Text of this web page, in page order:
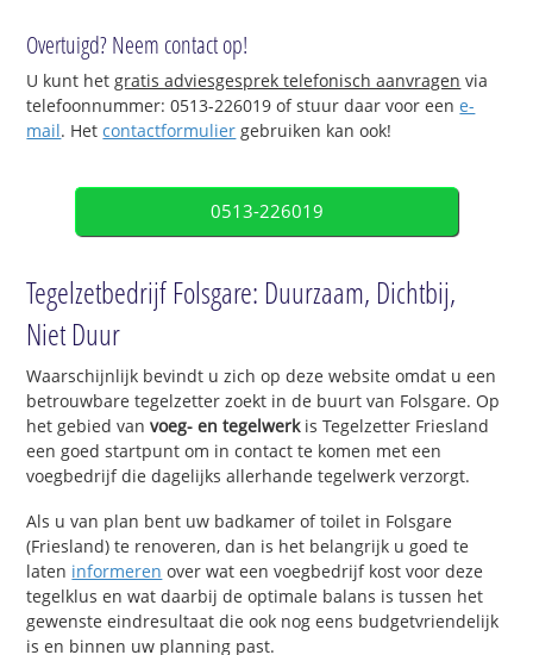
Overtuigd? Neem contact op!
U kunt hetgratis adviesgesprek telefonisch aanvragen via
telefoonnummer: 0513-226019 of stuur daar voor eene-
mail. Hetcontactformulier gebruiken kan ook!
0513-226019
Tegelzetbedrijf Folsgare: Duurzaam, Dichtbij,
Niet Duur
Waarschijnlijk bevindt u zich op deze website omdat u een
betrouwbare tegelzetter zoekt in de buurt van Folsgare. Op
het gebied van voeg- en tegelwerkis Tegelzetter Friesland
een goed startpunt om in contact te komen met een
voegbedrijf die dagelijks allerhande tegelwerk verzorgt.
Als u van plan bent uw badkamer of toilet in Folsgare
(Friesland) te renoveren, dan is het belangrijk u goed te
laten informeren over wat een voegbedrijf kost voor deze
tegelklus en wat daarbij de optimale balans is tussen het
gewenste eindresultaat die ook nog eens budgetvriendelijk
is en binnen uw planning past.